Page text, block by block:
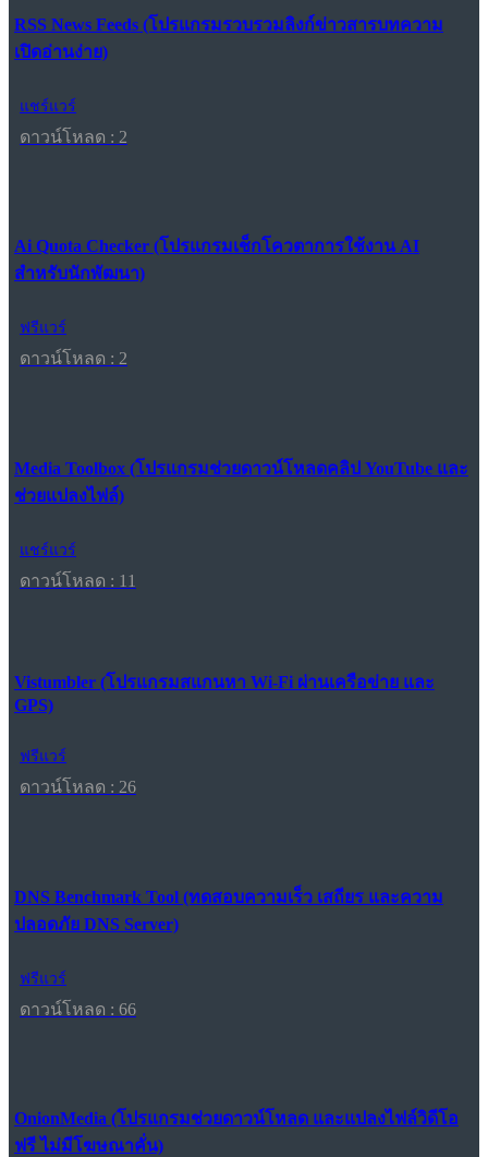
RSS News Feeds (โปรแกรมรวบรวมลิงก์ข่าวสารบทความ
เปิดอ่านง่าย)
แชร์แวร์
ดาวน์โหลด : 2
Ai Quota Checker (โปรแกรมเช็กโควตาการใช้งาน AI
สำหรับนักพัฒนา)
ฟรีแวร์
ดาวน์โหลด : 2
Media Toolbox (โปรแกรมช่วยดาวน์โหลดคลิป YouTube และ
ช่วยแปลงไฟล์)
แชร์แวร์
ดาวน์โหลด : 11
Vistumbler (โปรแกรมสแกนหา Wi-Fi ผ่านเครือข่าย และ
GPS)
ฟรีแวร์
ดาวน์โหลด : 26
DNS Benchmark Tool (ทดสอบความเร็ว เสถียร และความ
ปลอดภัย DNS Server)
ฟรีแวร์
ดาวน์โหลด : 66
OnionMedia (โปรแกรมช่วยดาวน์โหลด และแปลงไฟล์วิดีโอ
ฟรี ไม่มีโฆษณาคั่น)